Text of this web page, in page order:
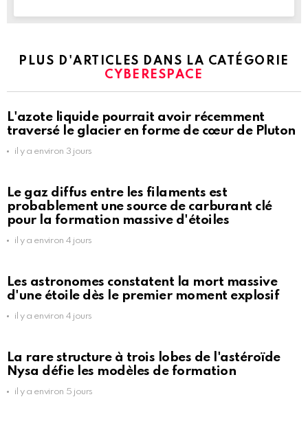
PLUS D'ARTICLES DANS LA CATÉGORIE
CYBERESPACE
L'azote liquide pourrait avoir récemment
traversé le glacier en forme de cœur de Pluton
il y a environ 3 jours
Le gaz diffus entre les filaments est
probablement une source de carburant clé
pour la formation massive d'étoiles
il y a environ 4 jours
Les astronomes constatent la mort massive
d'une étoile dès le premier moment explosif
il y a environ 4 jours
La rare structure à trois lobes de l'astéroïde
Nysa défie les modèles de formation
il y a environ 5 jours